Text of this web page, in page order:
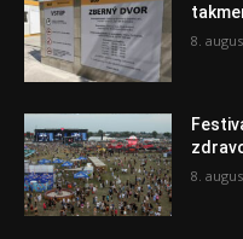
8.
8.